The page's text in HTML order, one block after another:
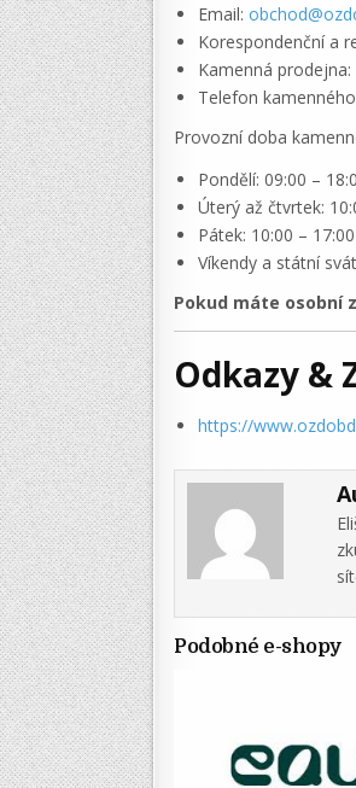
Email:
Korespondenční a
Kamenná
Telefon
Provozní doba
Pondělí: 09:00 –
Úterý až čtvrtek:
Pátek: 10:00 – 17:00
Víkendy a státní
Pokud máte osobní
Odkazy &
https://
Podobné e-shopy